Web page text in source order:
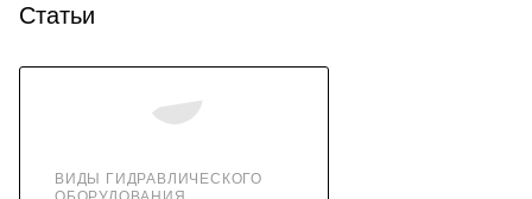
Статьи
ВИДЫ ГИДРАВЛИЧЕСКОГО